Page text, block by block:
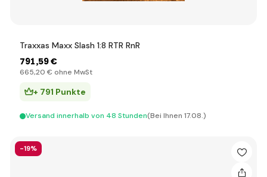
Traxxas Maxx Slash 1:8 RTR RnR
791,59 €
665,20 € ohne MwSt
+ 791 Punkte
Versand innerhalb von 48 Stunden(Bei Ihnen 17.08.)
-19%